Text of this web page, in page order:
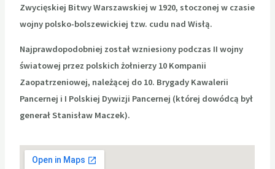
Zwycięskiej Bitwy Warszawskiej w 1920, stoczonej w czasie
wojny polsko-bolszewickiej tzw. cudu nad Wisłą.
Najprawdopodobniej został wzniesiony podczas II wojny
światowej przez polskich żołnierzy 10 Kompanii
Zaopatrzeniowej, należącej do 10. Brygady Kawalerii
Pancernej i I Polskiej Dywizji Pancernej (której dowódcą był
generał Stanisław Maczek).